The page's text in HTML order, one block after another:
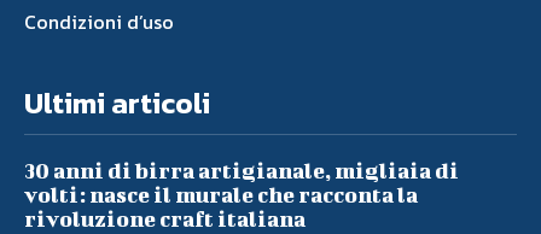
Condizioni d’uso
Ultimi articoli
30 anni di birra artigianale, migliaia di
volti: nasce il murale che racconta la
rivoluzione craft italiana